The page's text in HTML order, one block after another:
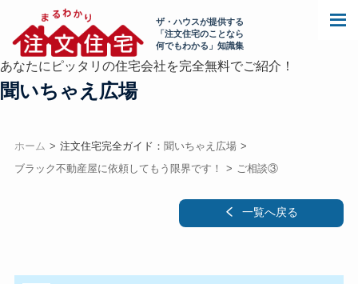
ザ・ハウスが提供する
「注文住宅のことなら
何でもわかる」知識集
あなたにピッタリの住宅会社を完全無料でご紹介！
聞いちゃえ広場
ホーム 注文住宅完全ガイド： 聞いちゃえ広場
ブラック不動産屋に依頼してもう限界です！
ご相談③
一覧へ戻る